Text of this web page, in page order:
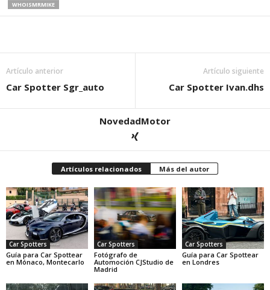
WHOISMRMIKE
Artículo anterior
Car Spotter Sgr_auto
Artículo siguiente
Car Spotter Ivan.dhs
NovedadMotor
Artículos relacionados Más del autor
Car Spotters
Guía para Car Spottear
en Mónaco, Montecarlo
Car Spotters
Fotógrafo de
Automoción CJStudio de
Madrid
Car Spotters
Guía para Car Spottear
en Londres